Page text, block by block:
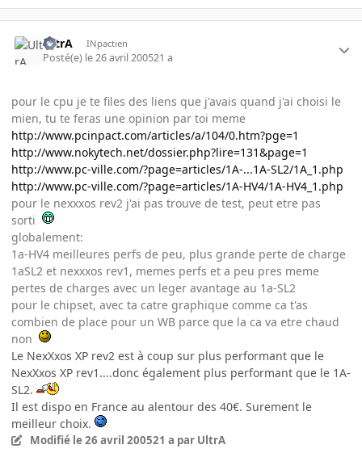
UltrA INpactien
Posté(e) le 26 avril 200521 a
pour le cpu je te files des liens que j'avais quand j'ai choisi le
mien, tu te feras une opinion par toi meme
http://www.pcinpact.com/articles/a/104/0.htm?pge=1
http://www.nokytech.net/dossier.php?lire=131&page=1
http://www.pc-ville.com/?page=articles/1A-...1A-SL2/1A_1.php
http://www.pc-ville.com/?page=articles/1A-HV4/1A-HV4_1.php
pour le nexxxos rev2 j'ai pas trouve de test, peut etre pas
sorti
globalement:
1a-HV4 meilleures perfs de peu, plus grande perte de charge
1aSL2 et nexxxos rev1, memes perfs et a peu pres meme
pertes de charges avec un leger avantage au 1a-SL2
pour le chipset, avec ta catre graphique comme ca t'as
combien de place pour un WB parce que la ca va etre chaud
non
Le NexXxos XP rev2 est à coup sur plus performant que le
NexXxos XP rev1....donc également plus performant que le 1A-
SL2.
Il est dispo en France au alentour des 40€. Surement le
meilleur choix.
Modifié le 26 avril 200521 a par UltrA